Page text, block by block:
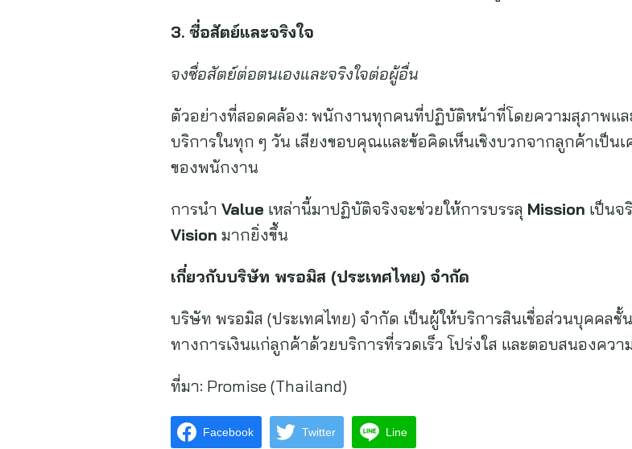
3. ซื่อสัตย์และจริงใจ
จงซื่อสัตย์ต่อตนเองและจริงใจต่อผู้อื่น
ตัวอย่างที่สอดคล้อง: พนักงานทุกคนที่ปฏิบัติหน้าที่โดยความสุภาพแ
บริการในทุก ๆ วัน เสียงขอบคุณและข้อคิดเห็นเชิงบวกจากลูกค้าเป็น
ของพนักงาน
การนำ Value เหล่านี้มาปฏิบัติจริงจะช่วยให้การบรรลุ Mission เป็นจ
Vision มากยิ่งขึ้น
เกี่ยวกับบริษัท พรอมิส (ประเทศไทย) จำกัด
บริษัท พรอมิส (ประเทศไทย) จำกัด เป็นผู้ให้บริการสินเชื่อส่วนบุคคล
ทางการเงินแก่ลูกค้าด้วยบริการที่รวดเร็ว โปร่งใส และตอบสนองคว
ที่มา: Promise (Thailand)
Facebook Twitter Line